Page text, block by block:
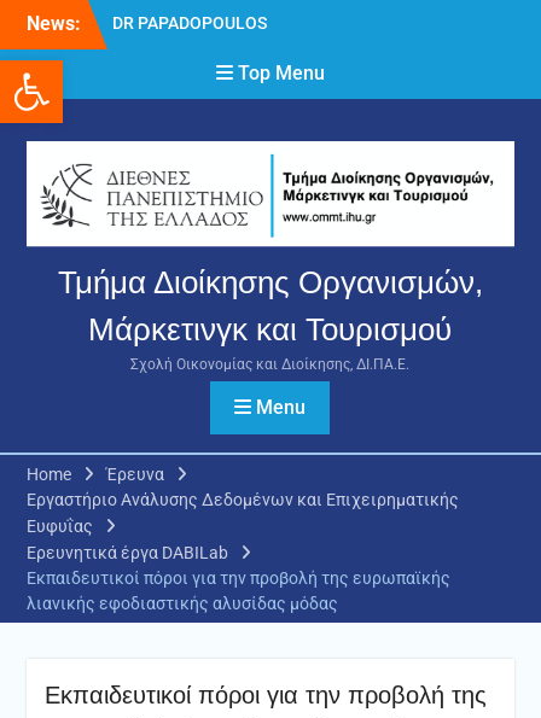
Ανοίξτε τη γραμμή εργαλείων
content
News:
DR PAPADOPOULOS
Δρ Παπαδόπουλος
Νικόλαος
δικαιολογητικών και
ενστάσεων για τη
χορήγηση του
στεγαστικού επιδόματος
ακαδημαϊκού έτους 2025-
2026.
Top Menu
Τμήμα Διοίκησης Οργανισμών,
Μάρκετινγκ και Τουρισμού
Σχολή Οικονομίας και Διοίκησης, ΔΙ.ΠΑ.Ε.
Menu
Home
Έρευνα
Εργαστήριο Ανάλυσης Δεδομένων και Επιχειρηματικής
Ευφυΐας
Ερευνητικά έργα DABILab
Εκπαιδευτικοί πόροι για την προβολή της ευρωπαϊκής
λιανικής εφοδιαστικής αλυσίδας μόδας
Εκπαιδευτικοί πόροι για την προβολή της